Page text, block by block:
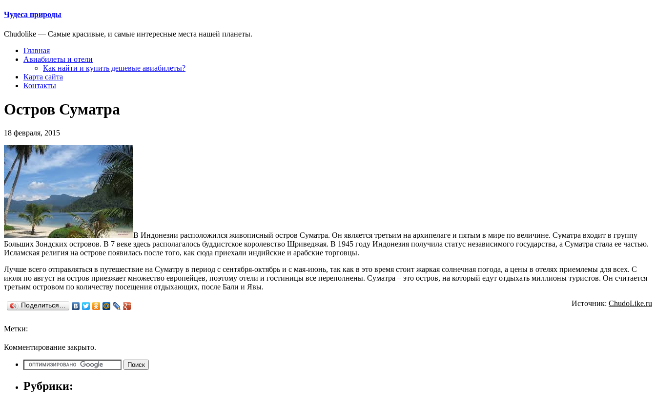
Чудеса природы
Chudolike — Cамые красивые, и самые интересные места нашей планеты.
Главная
Авиабилеты и отели
Как найти и купить дешевые авиабилеты?
Карта сайта
Контакты
Остров Суматра
18 февраля, 2015
В Индонезии расположился живописный остров Суматра. Он является третьим на архипелаге и пятым в мире по величине. Суматра входит в группу
Больших Зондских островов. В 7 веке здесь располагалось буддистское королевство Шриведжая. В 1945 году Индонезия получила статус независимого государства, а Суматра стала ее частью.
Исламская религия на острове появилась после того, как сюда приехали индийские и арабские торговцы.
Лучше всего отправляться в путешествие на Суматру в период с сентября-октябрь и с мая-июнь, так как в это время стоит жаркая солнечная погода, а цены в отелях приемлемы для всех. С
июля по август на остров приезжает множество европейцев, поэтому отели и гостиницы все переполнены. Суматра – это остров, на который едут отдыхать миллионы туристов. Он считается
третьим островом по количеству посещения отдыхающих, после Бали и Явы.
Поделиться… Источник: ChudoLike.ru
Метки:
Комментирование закрыто.
Рубрики: